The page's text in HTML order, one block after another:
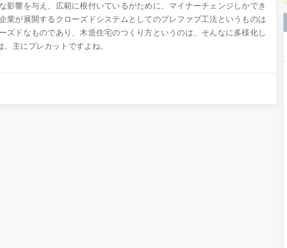
影響を与え、広範に根付いているがために、マイナーチェンジしかでき
業が展開するクローズドシステムとしてのプレファブ工法というものは
ズドなものであり、木造住宅のつくり方というのは、そんなに多様化し
主にプレカットですよね。